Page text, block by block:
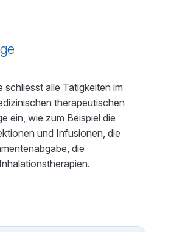
schliesst alle Tätigkeiten im
therapeutischen
ein, wie zum Beispiel die
und Infusionen, die
die